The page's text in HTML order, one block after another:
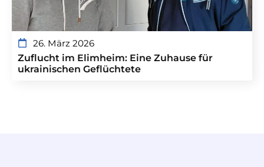
26. März 2026
Zuflucht im Elimheim: Eine Zuhause für
ukrainischen Geflüchtete